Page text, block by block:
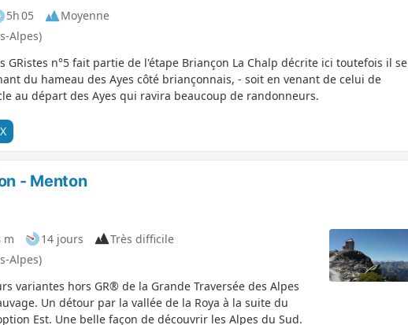
5h 05
Moyenne
Alpes)
n°5 fait partie de l'étape Briançon La Chalp décrite ici toutefois il se
du hameau des Ayes côté briançonnais, - soit en venant de celui de
au départ des Ayes qui ravira beaucoup de randonneurs.
- Menton
m 14 jours
Très difficile
Alpes)
variantes hors GR® de la Grande Traversée des Alpes
Un détour par la vallée de la Roya à la suite du
Est. Une belle façon de découvrir les Alpes du Sud.